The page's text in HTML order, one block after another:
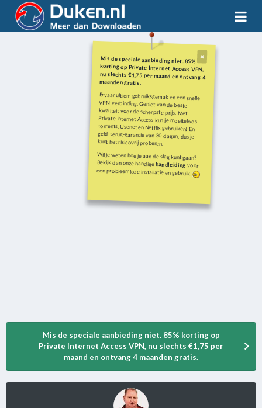
Mis de speciale aanbieding niet. 85%
korting op Private Internet Access VPN,
nu slechts €1,75 per maand en ontvang 4
maanden gratis.
Ervaar ultiem gebruiksgemak en een snelle
VPN-verbinding. Geniet van de beste
kwaliteit voor de scherpste prijs. Met
Private Internet Access kun je moeiteloos
torrents, Usenet en Netflix gebruiken! En
geld-terug-garantie van 30 dagen, dus je
kunt het risicovrij proberen.
Wil je weten hoe je aan de slag kunt gaan?
Bekijk dan onze handigehandleiding voor
een probleemloze installatie en gebruik.
Mis de speciale aanbieding niet. 85% korting op
Private Internet Access VPN, nu slechts €1,75 per
maand en ontvang 4 maanden gratis.